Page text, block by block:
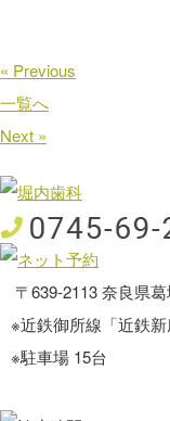
« Previous
一覧へ
Next »
〒639-2113 奈良県
※近鉄御所線「近鉄
※駐車場 15台